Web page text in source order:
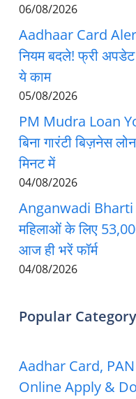
06/08/2026
Aadhaar Card
नियम बदले! फ्री
ये काम
05/08/2026
PM Mudra Loan
बिना गारंटी बिज़नेस
मिनट में
04/08/2026
Anganwadi Bharti
महिलाओं के लिए 53,000
आज ही भरें फॉर्म
04/08/2026
Popular Category
Aadhar Card,
Online Apply &